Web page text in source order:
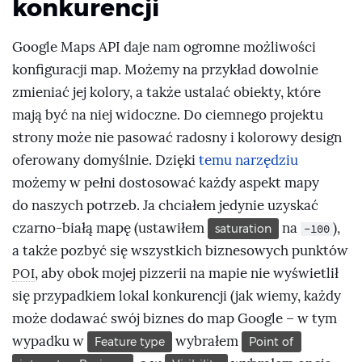
$(this).gmap3( {get:{name
                    infowindow
.open(map,
marker);
infowindow setContent
} else {
$(this).gmap3 ({
                        infowindow
marker
                            options
: {content:
context.data}
}
}
}
},
    polygon
: {
        values
: [{
            options
{
konkurencji
Google Maps API daje nam ogromne możliwości
konfiguracji map. Możemy na przykład dowolnie
zmieniać jej kolory, a także ustalać obiekty, które
mają być na niej widoczne. Do ciemnego projektu
strony może nie pasować radosny i kolorowy design
oferowany domyślnie. Dziękitemu narzędziu
możemy w pełni dostosować każdy aspekt mapy
do naszych potrzeb. Ja chciałem jedynie uzyskać
czarno-białą mapę (ustawiłem
saturation na -100 ),
a także pozbyć się wszystkich biznesowych punktów
POI, aby obok mojej pizzerii na mapie nie wyświetlił
się przypadkiem lokal konkurencji (jak wiemy, każdy
może dodawać swój biznes do map Google – w tym
wypadku w
Feature type wybrałem
Point of